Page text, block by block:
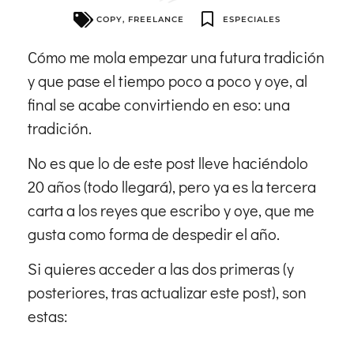
COPY, FREELANCE ESPECIALES
Cómo me mola empezar una futura tradición
y que pase el tiempo poco a poco y oye, al
final se acabe convirtiendo en eso: una
tradición.
No es que lo de este post lleve haciéndolo
20 años (todo llegará), pero ya es la tercera
carta a los reyes que escribo y oye, que me
gusta como forma de despedir el año.
Si quieres acceder a las dos primeras (y
posteriores, tras actualizar este post), son
estas: